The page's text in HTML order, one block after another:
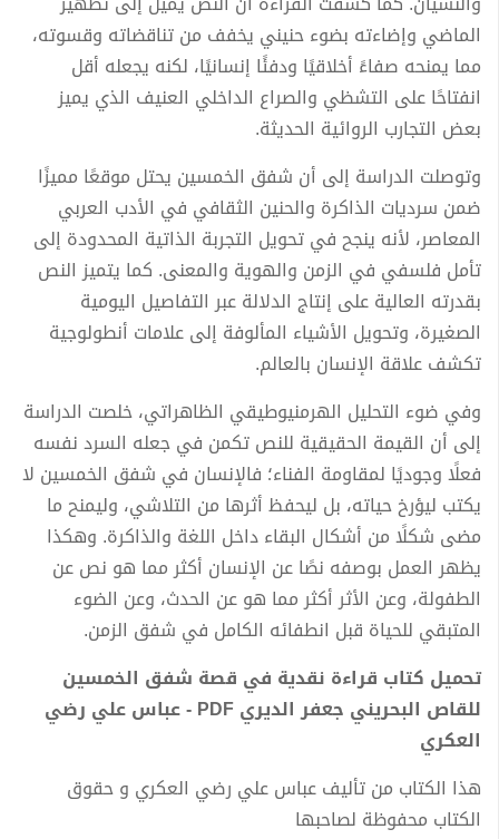
الماضي وإضاءته بضوء حنيني يخفف من تناقضاته وقسوته،
مما يمنحه صفاءً أخلاقيًا ودفئًا إنسانيًا، لكنه يجعله أقل
انفتاحًا على التشظي والصراع الداخلي العنيف الذي يميز
بعض التجارب الروائية الحديثة.
وتوصلت الدراسة إلى أن شفق الخمسين يحتل موقعًا مميزًا
ضمن سرديات الذاكرة والحنين الثقافي في الأدب العربي
المعاصر، لأنه ينجح في تحويل التجربة الذاتية المحدودة إلى
تأمل فلسفي في الزمن والهوية والمعنى. كما يتميز النص
بقدرته العالية على إنتاج الدلالة عبر التفاصيل اليومية
الصغيرة، وتحويل الأشياء المألوفة إلى علامات أنطولوجية
تكشف علاقة الإنسان بالعالم.
وفي ضوء التحليل الهرمنيوطيقي الظاهراتي، خلصت الدراسة
إلى أن القيمة الحقيقية للنص تكمن في جعله السرد نفسه
فعلًا وجوديًا لمقاومة الفناء؛ فالإنسان في شفق الخمسين لا
يكتب ليؤرخ حياته، بل ليحفظ أثرها من التلاشي، وليمنح ما
مضى شكلًا من أشكال البقاء داخل اللغة والذاكرة. وهكذا
يظهر العمل بوصفه نصًا عن الإنسان أكثر مما هو نص عن
الطفولة، وعن الأثر أكثر مما هو عن الحدث، وعن الضوء
المتبقي للحياة قبل انطفائه الكامل في شفق الزمن.
تحميل كتاب قراءة نقدية في قصة شفق الخمسين
للقاص البحريني جعفر الديري PDF - عباس علي رضي
العكري
هذا الكتاب من تأليف عباس علي رضي العكري و حقوق
الكتاب محفوظة لصاحبها